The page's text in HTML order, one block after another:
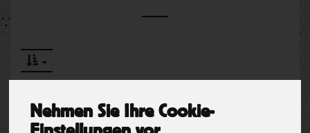
Nehmen Sie Ihre Cookie-